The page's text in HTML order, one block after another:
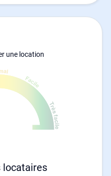
une location
locataires